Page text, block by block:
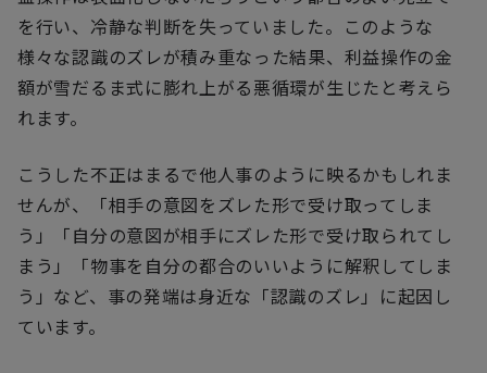
を行い、冷静な判断を失っていました。このような
様々な認識のズレが積み重なった結果、利益操作の金
額が雪だるま式に膨れ上がる悪循環が生じたと考えら
れます。
こうした不正はまるで他人事のように映るかもしれま
せんが、「相手の意図をズレた形で受け取ってしま
う」「自分の意図が相手にズレた形で受け取られてし
まう」「物事を自分の都合のいいように解釈してしま
う」など、事の発端は身近な「認識のズレ」に起因し
ています。